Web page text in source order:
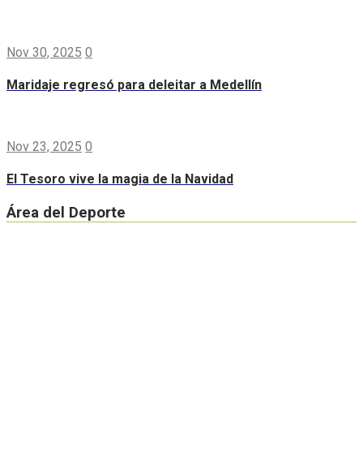
Nov 30, 2025 0
Maridaje regresó para deleitar a Medellín
Nov 23, 2025 0
El Tesoro vive la magia de la Navidad
Área del Deporte